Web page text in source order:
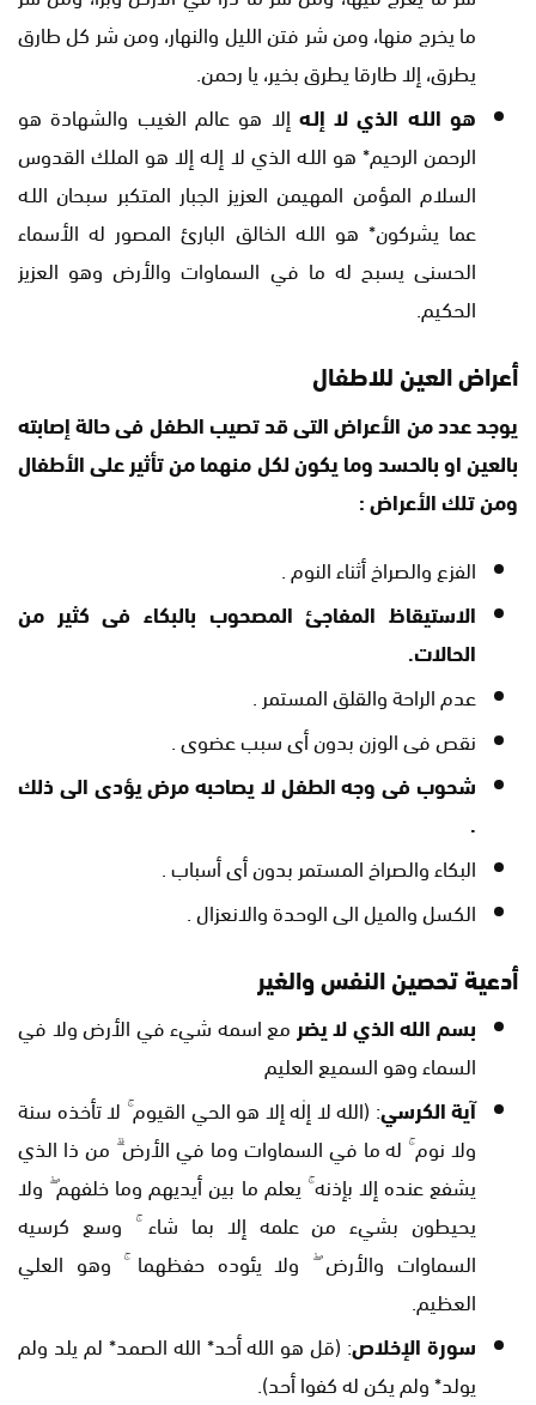
ما يخرج منها، ومن شر فتن الليل والنهار، ومن شر كل طارق
يطرق، إلا طارقا يطرق بخير، يا رحمن.
هو اللـه الذي لا إلـه إلا هو عالم الغيب والشهادة هو
الرحمن الرحيم* هو اللـه الذي لا إلـه إلا هو الملك القدوس
السلام المؤمن المهيمن العزيز الجبار المتكبر سبحان اللـه
عما يشركون* هو اللـه الخالق البارئ المصور له الأسماء
الحسنى يسبح له ما في السماوات والأرض وهو العزيز
الحكيم.
أعراض العين للاطفال
يوجد عدد من الأعراض التى قد تصيب الطفل فى حالة إصابته
بالعين او بالحسد وما يكون لكل منهما من تأثير على الأطفال
ومن تلك الأعراض :
الفزع والصراخ أثناء النوم .
الاستيقاظ المفاجئ المصحوب بالبكاء فى كثير من
الحالات.
عدم الراحة والقلق المستمر .
نقص فى الوزن بدون أى سبب عضوى .
شحوب فى وجه الطفل لا يصاحبه مرض يؤدى الى ذلك
.
البكاء والصراخ المستمر بدون أى أسباب .
الكسل والميل الى الوحدة والانعزال .
أدعية تحصين النفس والغير
بسم الله الذي لا يضر مع اسمه شيء في الأرض ولا في
السماء وهو السميع العليم
آية الكرسي: (الله لا إلٰه إلا هو الحي القيوم ۚ لا تأخذه سنة
ولا نوم ۚ له ما في السماوات وما في الأرض ۗ من ذا الذي
يشفع عنده إلا بإذنه ۚ يعلم ما بين أيديهم وما خلفهم ۖ ولا
يحيطون بشيء من علمه إلا بما شاء ۚ وسع كرسيه
السماوات والأرض ۖ ولا يئوده حفظهما ۚ وهو العلي
العظيم.
سورة الإخلاص: (قل هو الله أحد* الله الصمد* لم يلد ولم
يولد* ولم يكن له كفوا أحد).